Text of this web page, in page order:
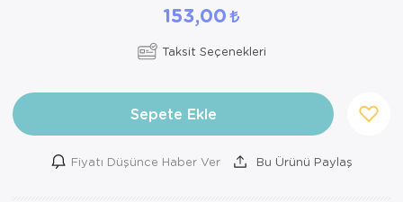
153,00
Taksit Seçenekleri
Sepete Ekle
Fiyatı Düşünce Haber Ver Bu Ürünü Paylaş